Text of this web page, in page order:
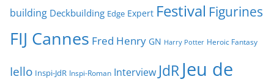
building Deckbuilding Edge Expert Festival Figurines
FIJ Cannes Fred Henry GN Harry Potter Heroic Fantasy
Iello Inspi-JdR Inspi-Roman Interview JdRJeu de